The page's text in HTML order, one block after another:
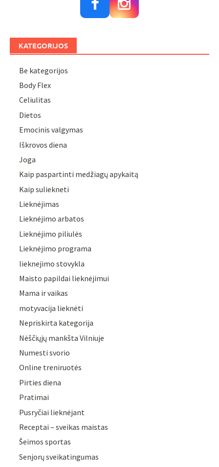
KATEGORIJOS
Be kategorijos
Body Flex
Celiulitas
Dietos
Emocinis valgymas
Iškrovos diena
Joga
Kaip paspartinti medžiagų apykaitą
Kaip suliekneti
Lieknėjimas
Lieknėjimo arbatos
Lieknėjimo piliulės
Lieknėjimo programa
lieknejimo stovykla
Maisto papildai lieknėjimui
Mama ir vaikas
motyvacija lieknėti
Nepriskirta kategorija
Nėščiųjų mankšta Vilniuje
Numesti svorio
Online treniruotės
Pirties diena
Pratimai
Pusryčiai lieknėjant
Receptai – sveikas maistas
Šeimos sportas
Senjorų sveikatingumas